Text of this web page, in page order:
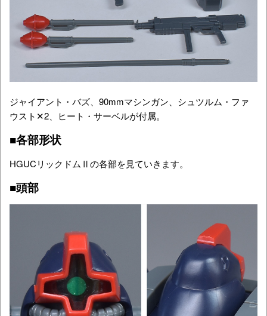
ジャイアント・バズ、90mmマシンガン、シュツルム・ファ
ウスト✕2、ヒート・サーベルが付属。
■各部形状
HGUCリックドムⅡの各部を見ていきます。
■頭部